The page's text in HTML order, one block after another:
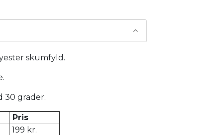
skumfyld.
30 grader.
Pris
199 kr.